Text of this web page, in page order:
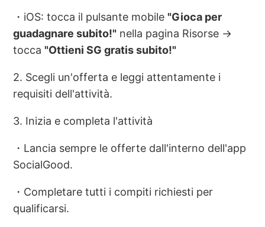
・iOS: tocca il pulsante mobile "Gioca per
guadagnare subito!" nella pagina Risorse →
tocca "Ottieni SG gratis subito!"
2. Scegli un'offerta e leggi attentamente i
requisiti dell'attività.
3. Inizia e completa l'attività
・Lancia sempre le offerte dall'interno dell'app
SocialGood.
・Completare tutti i compiti richiesti per
qualificarsi.